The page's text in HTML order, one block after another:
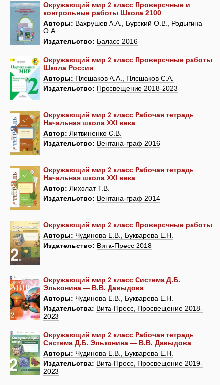
Окружающий мир 2 класс Проверочные и
контрольные работы Школа 2100
Авторы: Вахрушев А.А., Бурский О.В., Родыгина
О.А.
Издательство: Баласс 2016
Окружающий мир 2 класс Проверочные работы
Школа России
Авторы: Плешаков А.А., Плешаков С.А.
Издательство: Просвещение 2018-2023
Окружающий мир 2 класс Рабочая тетрадь
Начальная школа XXI века
Автор: Литвиненко С.В.
Издательство: Вентана-граф 2016
Окружающий мир 2 класс Рабочая тетрадь
Начальная школа XXI века
Автор: Лихолат Т.В.
Издательство: Вентана-граф 2014
Окружающий мир 2 класс Проверочные работы
Авторы: Чудинова Е.В., Букварева Е.Н.
Издательство: Вита-Пресс 2018
Окружающий мир 2 класс Система Д.Б.
Эльконина — В.В. Давыдова
Авторы: Чудинова Е.В., Букварева Е.Н.
Издательства: Вита-Пресс, Просвещение 2018-
2023
Окружающий мир 2 класс Рабочая тетрадь
Система Д.Б. Эльконина — В.В. Давыдова
Авторы: Чудинова Е.В., Букварева Е.Н.
Издательства: Вита-Пресс, Просвещение 2019-
2023